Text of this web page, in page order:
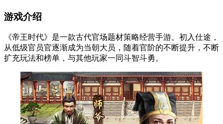
游戏介绍
《帝王时代》是一款古代官场题材策略经营手游。初入仕途，
从低级官员官逐渐成为当朝大员，随着官阶的不断提升，不断
扩充玩法和榜单，与其他玩家一同斗智斗勇。